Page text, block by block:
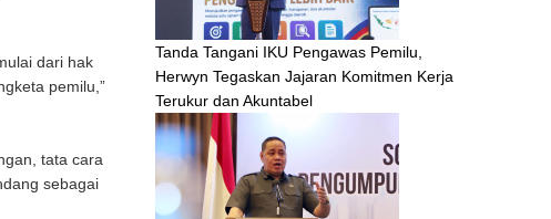
dari hak
pemilu,”
tata cara
sebagai
Tanda Tangani IKU Pengawas Pemilu,
Herwyn Tegaskan Jajaran Komitmen Kerja
Terukur dan Akuntabel